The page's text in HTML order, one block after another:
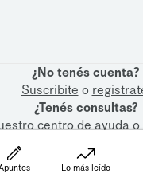
¿No tenés cuenta?
Suscribite o
¿Tenés consultas?
centro de ayudao
Lo más leído